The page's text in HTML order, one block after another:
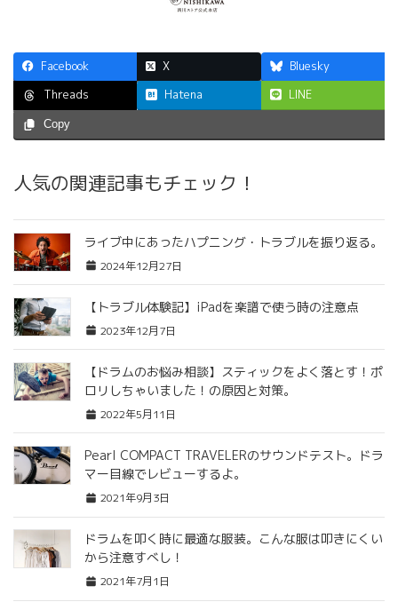
Facebook X
Bluesky
Threads
Hatena LINE
Copy
人気の関連記事もチェック！
ライブ中にあったハプニング・トラブルを振り返る。
2024年12月27日
【トラブル体験記】iPadを楽譜で使う時の注意点
2023年12月7日
【ドラムのお悩み相談】スティックをよく落とす！ポ
ロリしちゃいました！の原因と対策。
2022年5月11日
Pearl COMPACT TRAVELERのサウンドテスト。ドラ
マー目線でレビューするよ。
2021年9月3日
ドラムを叩く時に最適な服装。こんな服は叩きにくい
から注意すべし！
2021年7月1日